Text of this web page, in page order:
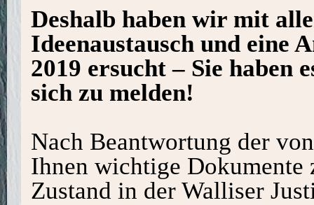
Deshalb haben wir mit
Ideenaustausch und eine
2019 ersucht – Sie haben
sich zu melden!
Nach Beantwortung der
Ihnen wichtige Dokumente
Zustand in der Walliser